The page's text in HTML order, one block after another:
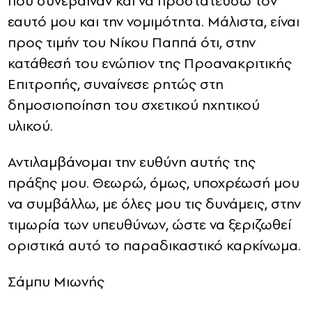
εαυτό μου και την νομιμότητα. Μάλιστα, είναι
προς τιμήν του Νίκου Παππά ότι, στην
κατάθεσή του ενώπιον της Προανακριτικής
Επιτροπής, συναίνεσε ρητώς στη
δημοσιοποίηση του σχετικού ηχητικού
υλικού.
Αντιλαμβάνομαι την ευθύνη αυτής της
πράξης μου. Θεωρώ, όμως, υποχρέωσή μου
να συμβάλλω, με όλες μου τις δυνάμεις, στην
τιμωρία των υπευθύνων, ώστε να ξεριζωθεί
οριστικά αυτό το παραδικαστικό καρκίνωμα.
Σάμπυ Μιωνής